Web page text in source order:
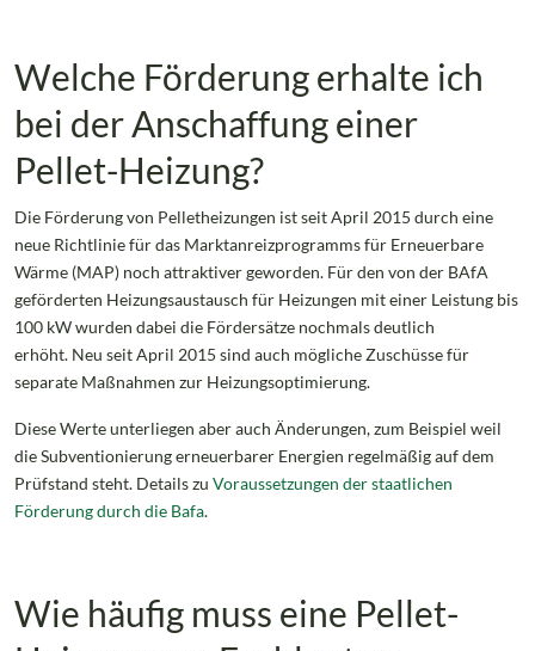
Welche Förderung erhalte ich
bei der Anschaffung einer
Pellet-Heizung?
Die Förderung von Pelletheizungen ist seit April 2015 durch eine
neue Richtlinie für das Marktanreizprogramms für Erneuerbare
Wärme (MAP) noch attraktiver geworden. Für den von der BAfA
geförderten Heizungsaustausch für Heizungen mit einer Leistung bis
100 kW wurden dabei die Fördersätze nochmals deutlich
erhöht. Neu seit April 2015 sind auch mögliche Zuschüsse für
separate Maßnahmen zur Heizungsoptimierung.
Diese Werte unterliegen aber auch Änderungen, zum Beispiel weil
die Subventionierung erneuerbarer Energien regelmäßig auf dem
Prüfstand steht. Details zu Voraussetzungen der staatlichen
Förderung durch die Bafa.
Wie häufig muss eine Pellet-